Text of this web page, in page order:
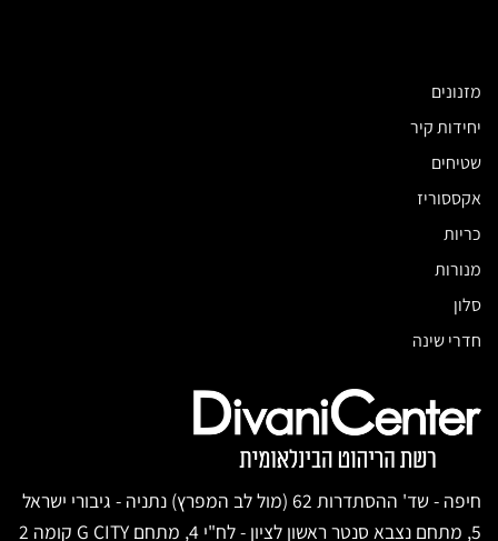
מזנונים
יחידות קיר
שטיחים
אקססוריז
כריות
מנורות
סלון
חדרי שינה
חיפה - שד' ההסתדרות 62 (מול לב המפרץ) נתניה - גיבורי ישראל
5, מתחם נצבא סנטר ראשון לציון - לח"י 4, מתחם G CITY קומה 2